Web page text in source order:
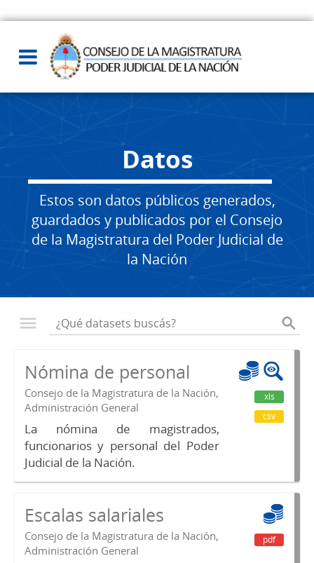
Datos
Estos son datos públicos generados,
guardados y publicados por el Consejo
de la Magistratura del Poder Judicial de
la Nación
Nómina de personal
Consejo de la Magistratura de la Nación,
Administración General
La nómina de magistrados,
funcionarios y personal del Poder
Judicial de la Nación.
xls
csv
Escalas salariales
Consejo de la Magistratura de la Nación,
Administración General
pdf